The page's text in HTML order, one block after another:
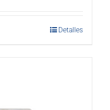
Detalles